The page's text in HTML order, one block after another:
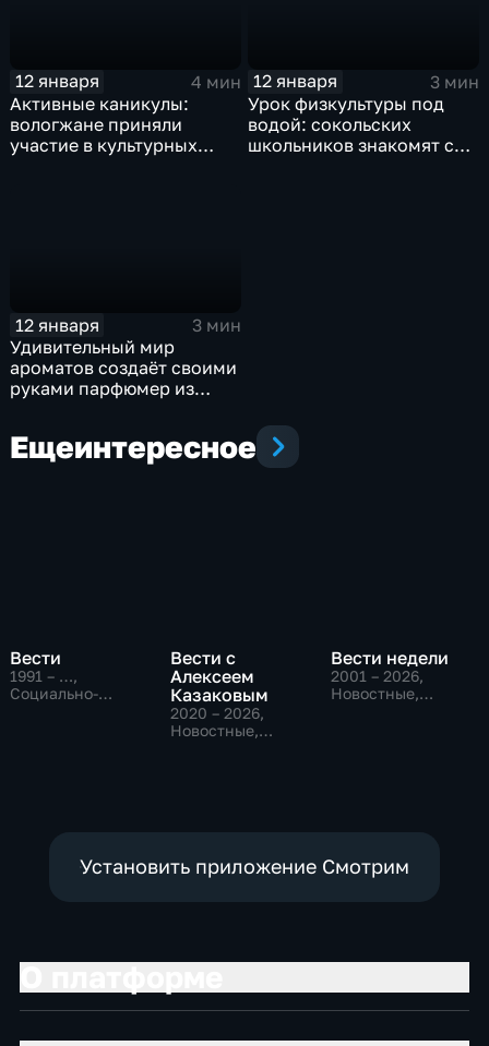
12 января
4 мин
Активные каникулы:
вологжане приняли
участие в культурных
12 января
3 мин
Урок физкультуры под
водой: сокольских
школьников знакомят с
12 января
3 мин
Удивительный мир
ароматов создаёт своими
руками парфюмер из
Ещеинтересное
Вести
1991 – …,
Социально-
Вести с
Алексеем
Казаковым
2020 – 2026,
Новостные,
Вести недели
2001 – 2026,
Новостные,
Установить приложение Смотрим